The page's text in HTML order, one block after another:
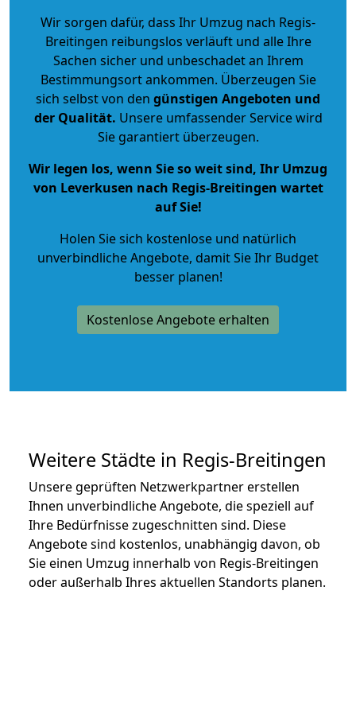
Wir sorgen dafür, dass Ihr Umzug nach Regis-
Breitingen reibungslos verläuft und alle Ihre
Sachen sicher und unbeschadet an Ihrem
Bestimmungsort ankommen. Überzeugen Sie
sich selbst von den günstigen Angeboten und
der Qualität. Unsere umfassender Service wird
Sie garantiert überzeugen.
Wir legen los, wenn Sie so weit sind, Ihr Umzug
von Leverkusen nach Regis-Breitingen wartet
auf Sie!
Holen Sie sich kostenlose und natürlich
unverbindliche Angebote, damit Sie Ihr Budget
besser planen!
Kostenlose Angebote erhalten
Weitere Städte in Regis-Breitingen
Unsere geprüften Netzwerkpartner erstellen
Ihnen unverbindliche Angebote, die speziell auf
Ihre Bedürfnisse zugeschnitten sind. Diese
Angebote sind kostenlos, unabhängig davon, ob
Sie einen Umzug innerhalb von Regis-Breitingen
oder außerhalb Ihres aktuellen Standorts planen.